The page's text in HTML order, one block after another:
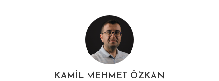
KAMIL MEHMET ÖZKAN